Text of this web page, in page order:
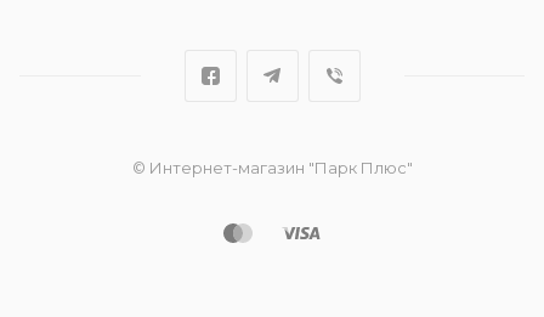
© Интернет-магазин "Парк Плюс"